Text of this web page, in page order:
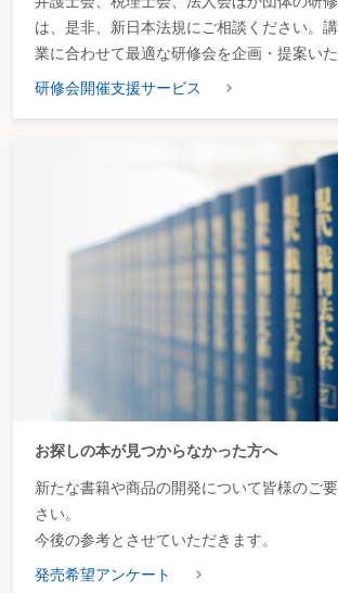
は、是非、新日本法規にご相談ください。
業に合わせて最適な研修会を企画・提案いた
研修会開催支援サービス
お探しの本が見つからなかった方へ
新たな書籍や商品の開発について皆様のご
さい。
今後の参考とさせていただきます。
発売希望アンケート